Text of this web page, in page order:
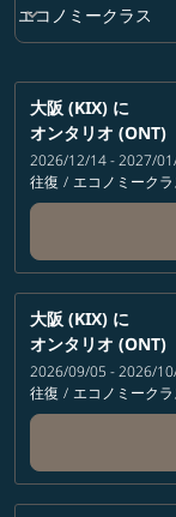
クラス option エコノ
エコノミークラス
keyboard_arrow_down
大阪 (KIX) に
オンタリオ (ONT)
2026/12/14 - 2027/
往復 / エコノミークラ
大阪 (KIX) に
オンタリオ (ONT)
2026/09/05 - 2026/
往復 / エコノミークラ